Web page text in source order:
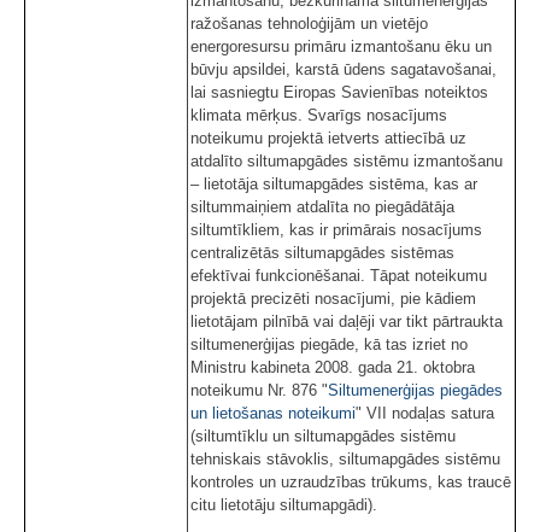
ražošanas tehnoloģijām un vietējo
energoresursu primāru izmantošanu ēku un
būvju apsildei, karstā ūdens sagatavošanai,
lai sasniegtu Eiropas Savienības noteiktos
klimata mērķus. Svarīgs nosacījums
noteikumu projektā ietverts attiecībā uz
atdalīto siltumapgādes sistēmu izmantošanu
– lietotāja siltumapgādes sistēma, kas ar
siltummaiņiem atdalīta no piegādātāja
siltumtīkliem, kas ir primārais nosacījums
centralizētās siltumapgādes sistēmas
efektīvai funkcionēšanai. Tāpat noteikumu
projektā precizēti nosacījumi, pie kādiem
lietotājam pilnībā vai daļēji var tikt pārtraukta
siltumenerģijas piegāde, kā tas izriet no
Ministru kabineta 2008. gada 21. oktobra
noteikumu Nr. 876 "Siltumenerģijas piegādes
un lietošanas noteikumi" VII nodaļas satura
(siltumtīklu un siltumapgādes sistēmu
tehniskais stāvoklis, siltumapgādes sistēmu
kontroles un uzraudzības trūkums, kas traucē
citu lietotāju siltumapgādi).